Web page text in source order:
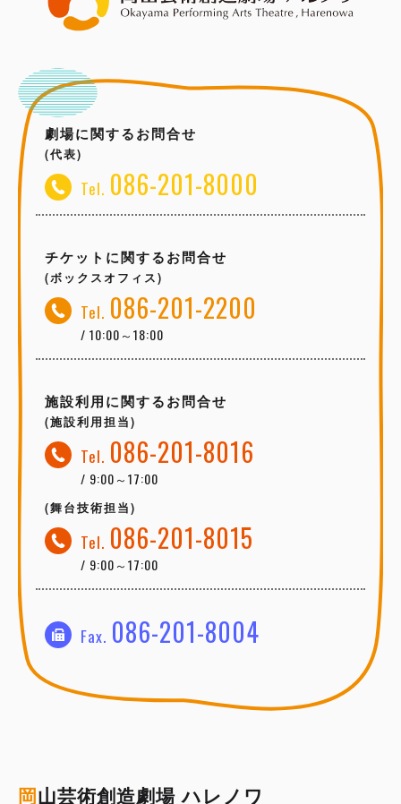
劇場に関するお問合せ
(代表)
Tel. 086-201-8000
チケットに関するお問合せ
(ボックスオフィス)
Tel. 086-201-2200
/ 10:00～18:00
施設利用に関するお問合せ
(施設利用担当)
Tel. 086-201-8016
/ 9:00～17:00
(舞台技術担当)
Tel. 086-201-8015
/ 9:00～17:00
Fax. 086-201-8004
岡山芸術創造劇場 ハレノワ